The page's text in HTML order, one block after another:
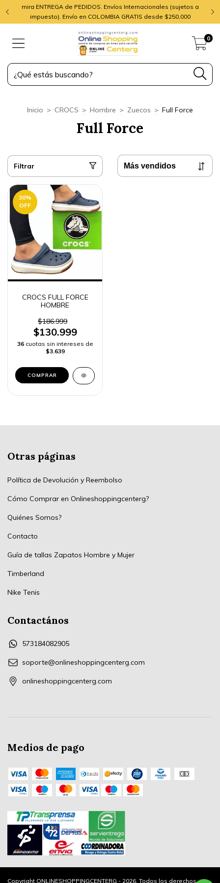
mira ENTREGA de PEDIDOS. Envíos Internacionales (sujetos a
impuesto). Envío en COLOMBIA GRATIS desde $250,000
0
Inicio > CROCS > Hombre > Zuecos > Full Force
Full Force
Filtrar
30%
OFF
CROCS FULL FORCE
HOMBRE
$186.999
$130.999
36 cuotas sin intereses de
$3.639
COMPRAR
Otras páginas
Política de Devolución y Reembolso
Cómo Comprar en Onlineshoppingcenterg?
Quiénes Somos?
Contacto
Guía de tallas Zapatos Hombre y Mujer
Timberland
Nike Tenis
Contactános
573184082905
soporte@onlineshoppingcenterg.com
onlineshoppingcenterg.com
Medios de pago
Copyright ONLINESHOPPINGCENTERG - 2026. Todos los derechos